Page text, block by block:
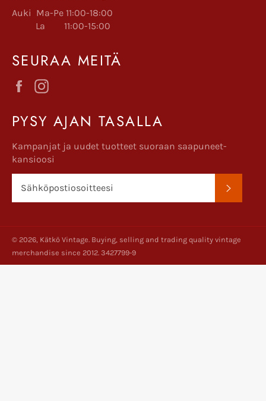
Auki Ma-Pe 11:00-18:00
La 11:00-15:00
SEURAA MEITÄ
Facebook
PYSY AJAN TASALLA
Kampanjat ja uudet tuotteet suoraan saapuneet-
kansioosi
© 2026, Kätkö Vintage . Buying, selling and trading quality vintage
merchandise since 2012. 3427799-9